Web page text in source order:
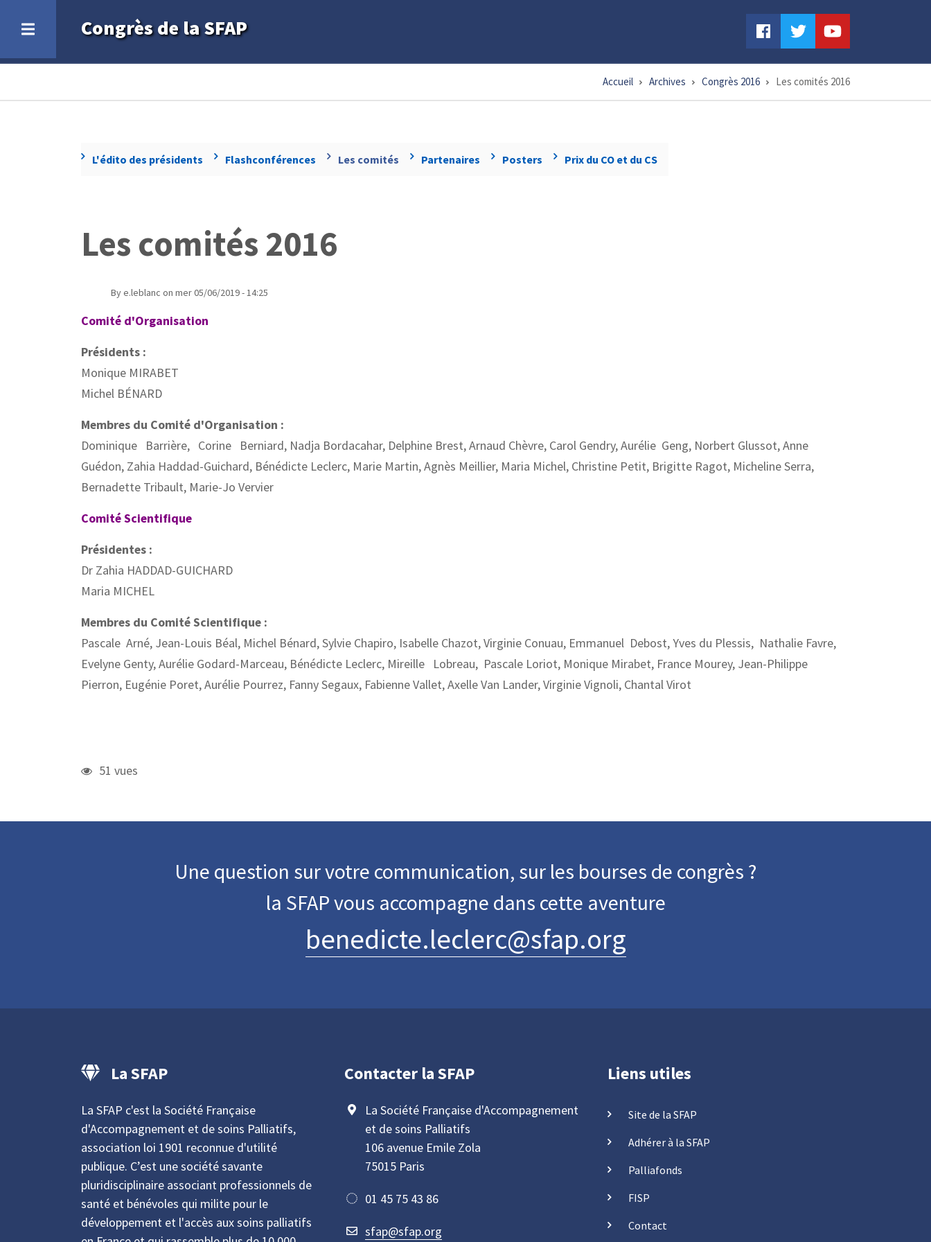
principal
Congrès de la SFAP
Fil
Accueil Archives Congrès 2016 Les comités 2016
L'édito des présidents Flashconférences Les comités Partenaires Posters Prix du CO et du CS
Les comités 2016
Bye.leblanc on mer 05/06/2019 - 14:25
Comité d'Organisation
Présidents :
Monique MIRABET
Michel BÉNARD
Membres du Comité d'Organisation :
Dominique Barrière, Corine Berniard, Nadja Bordacahar, Delphine Brest, Arnaud Chèvre, Carol Gendry, Aurélie Geng, Norbert Glussot, Anne
Guédon, Zahia Haddad-Guichard, Bénédicte Leclerc, Marie Martin, Agnès Meillier, Maria Michel, Christine Petit, Brigitte Ragot, Micheline Serra,
Bernadette Tribault, Marie-Jo Vervier
Comité Scientifique
Présidentes :
Dr Zahia HADDAD-GUICHARD
Maria MICHEL
Membres du Comité Scientifique :
Pascale Arné, Jean-Louis Béal, Michel Bénard, Sylvie Chapiro, Isabelle Chazot, Virginie Conuau, Emmanuel Debost, Yves du Plessis, Nathalie Favre,
Evelyne Genty, Aurélie Godard-Marceau, Bénédicte Leclerc, Mireille Lobreau, Pascale Loriot, Monique Mirabet, France Mourey, Jean-Philippe
Pierron, Eugénie Poret, Aurélie Pourrez, Fanny Segaux, Fabienne Vallet, Axelle Van Lander, Virginie Vignoli, Chantal Virot
51 vues
Une question sur votre communication, sur les bourses de congrès ?
la SFAP vous accompagne dans cette aventure
benedicte.leclerc@sfap.org
La SFAP
La SFAP c'est la Société Française
d'Accompagnement et de soins Palliatifs,
association loi 1901 reconnue d'utilité
publique. C’est une société savante
pluridisciplinaire associant professionnels de
santé et bénévoles qui milite pour le
développement et l'accès aux soins palliatifs
Contacter la SFAP
La Société Française d'Accompagnement
et de soins Palliatifs
106 avenue Emile Zola
75015 Paris
01 45 75 43 86
sfap@sfap.org
Liens utiles
Site de la SFAP
Adhérer à la SFAP
Palliafonds
FISP
Contact